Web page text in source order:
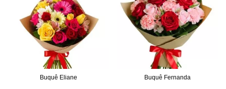
Buquê Eliane Buquê Fernanda